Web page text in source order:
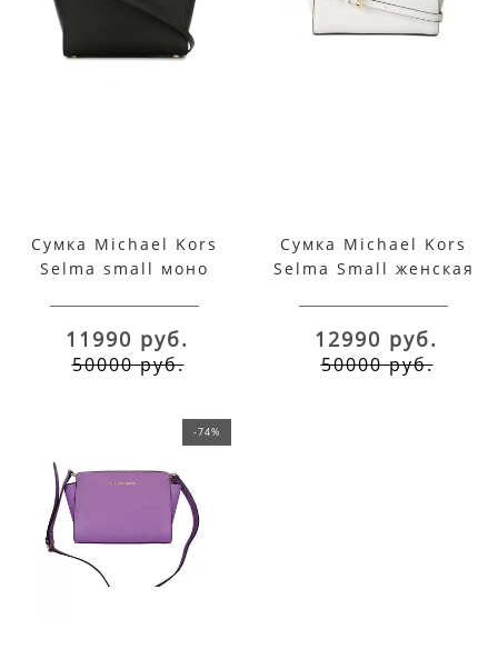
Сумка Michael Kors
Selma small моно
11990 руб.
50000 руб.
Сумка Michael Kors
Selma Small женская
12990 руб.
50000 руб.
-74%